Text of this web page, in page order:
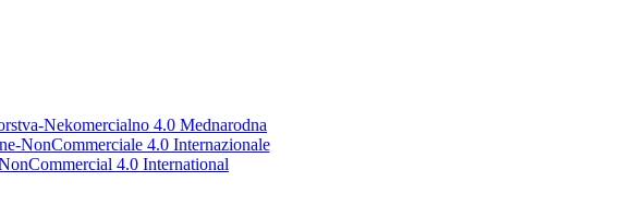
Nekomercialno 4.0 Mednarodna
NonCommerciale 4.0 Internazionale
4.0 International